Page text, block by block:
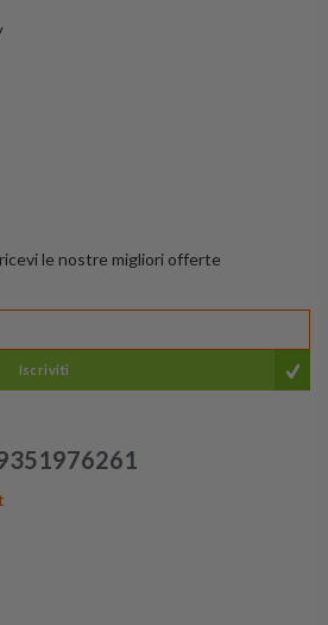
le nostre migliori offerte
Iscriviti